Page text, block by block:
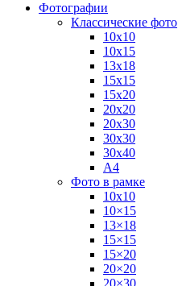
Фотографии
Классические фото
10х10
10х15
13х18
15х15
15х20
20х20
20х30
30х30
30х40
А4
Фото в рамке
10х10
10×15
13×18
15×15
15×20
20×20